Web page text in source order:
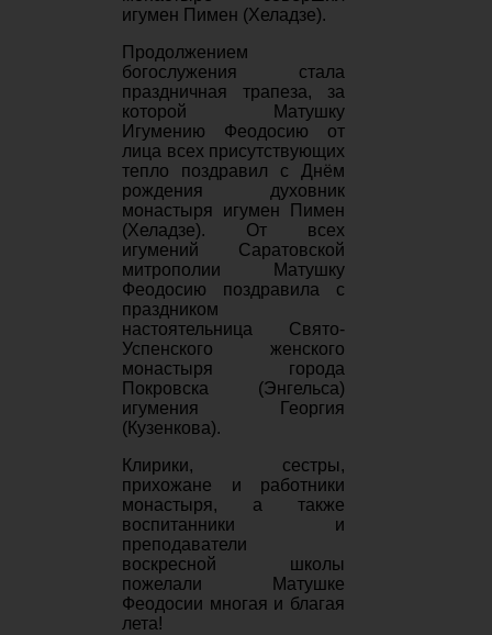
игумен Пимен (Хеладзе).
Продолжением
богослужения стала
праздничная трапеза, за
которой Матушку
Игумению Феодосию от
лица всех присутствующих
тепло поздравил с Днём
рождения духовник
монастыря игумен Пимен
(Хеладзе). От всех
игумений Саратовской
митрополии Матушку
Феодосию поздравила с
праздником
настоятельница Свято-
Успенского женского
монастыря города
Покровска (Энгельса)
игумения Георгия
(Кузенкова).
Клирики, сестры,
прихожане и работники
монастыря, а также
воспитанники и
преподаватели
воскресной школы
пожелали Матушке
Феодосии многая и благая
лета!